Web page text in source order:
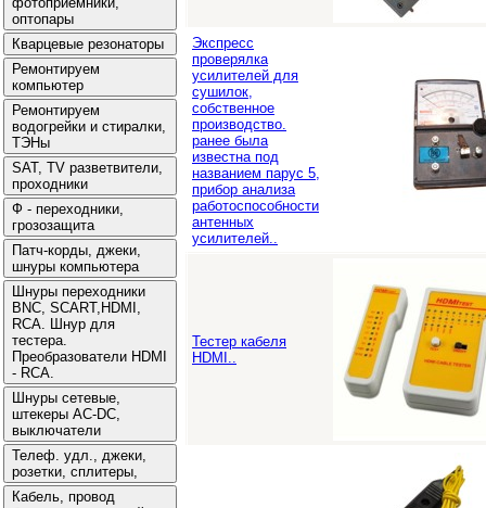
Экспресс
проверялка
усилителей для
сушилок,
собственное
производство.
ранее была
известна под
названием парус 5,
прибор анализа
работоспособности
антенных
усилителей..
Тестер кабеля
HDMI..